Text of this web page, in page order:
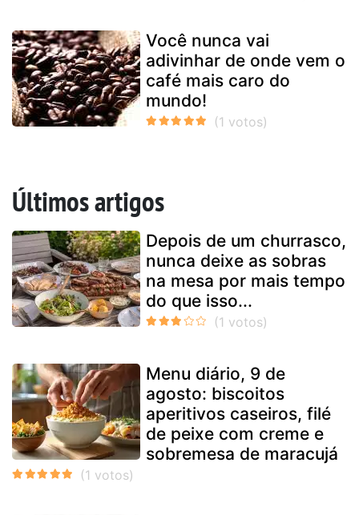
Você nunca vai
adivinhar de onde vem o
café mais caro do
mundo!
Últimos artigos
Depois de um churrasco,
nunca deixe as sobras
na mesa por mais tempo
do que isso...
Menu diário, 9 de
agosto: biscoitos
aperitivos caseiros, filé
de peixe com creme e
sobremesa de maracujá